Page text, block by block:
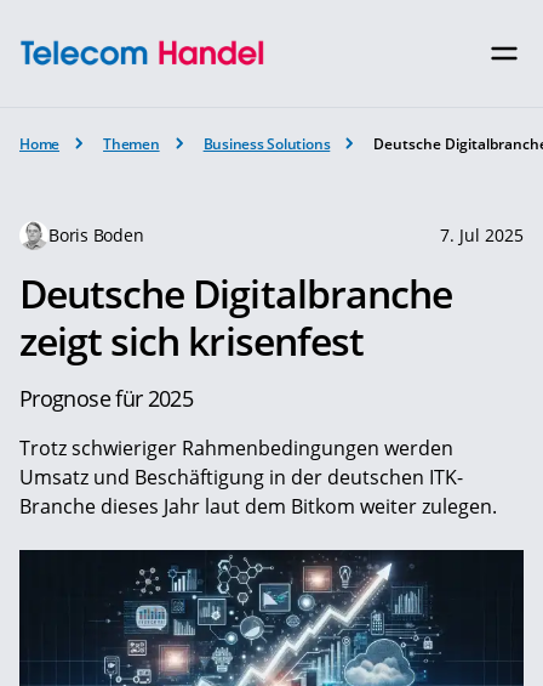
Home Themen Business Solutions Deutsche
Boris Boden 7. Jul 2025
Deutsche Digitalbranche
zeigt sich krisenfest
Prognose für 2025
Trotz schwieriger Rahmenbedingungen werden
Umsatz und Beschäftigung in der deutschen ITK-
Branche dieses Jahr laut dem Bitkom weiter zulegen.